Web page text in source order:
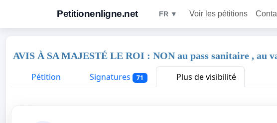
Petitionenligne.net FR ▼ Voir les pétitions
AVIS À SA MAJESTÉ LE ROI : NON au pass sanitaire , au
Pétition
Signatures 71 Plus de visibilité